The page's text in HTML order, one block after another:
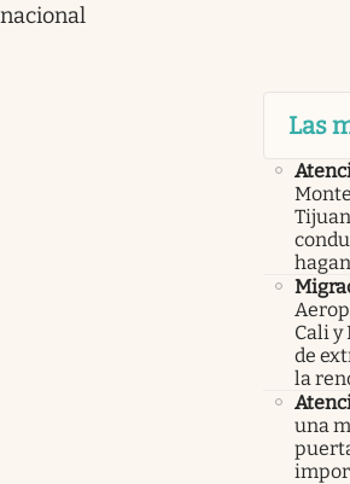
nacional
Las
Cali
de
la
una